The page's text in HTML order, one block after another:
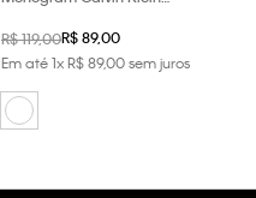
R$119,00R$89,00
Em até1xR$89,00sem juros